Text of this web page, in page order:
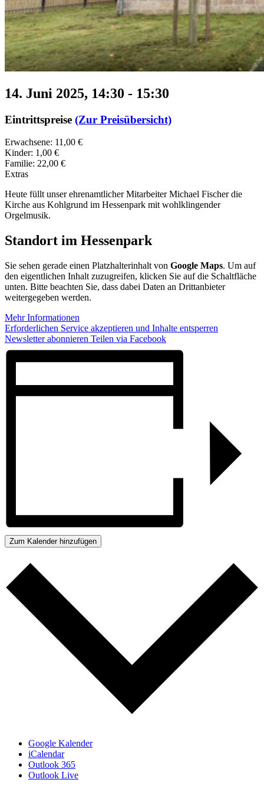
14. Juni 2025, 14:30 - 15:30
Eintrittspreise (Zur Preisübersicht)
Erwachsene: 11,00 €
Kinder: 1,00 €
Familie: 22,00 €
Extras
Heute füllt unser ehrenamtlicher Mitarbeiter Michael Fischer die
Kirche aus Kohlgrund im Hessenpark mit wohlklingender
Orgelmusik.
Standort im Hessenpark
Sie sehen gerade einen Platzhalterinhalt von Google Maps. Um auf
den eigentlichen Inhalt zuzugreifen, klicken Sie auf die Schaltfläche
unten. Bitte beachten Sie, dass dabei Daten an Drittanbieter
weitergegeben werden.
Mehr Informationen
Erforderlichen Service akzeptieren und Inhalte entsperren
Newsletter abonnieren Teilen via Facebook
Zum Kalender hinzufügen
Google Kalender
iCalendar
Outlook 365
Outlook Live